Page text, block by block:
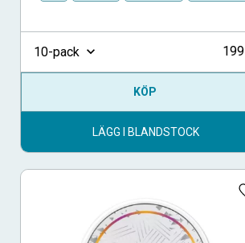
10-pack 199
KÖP
LÄGG I BLANDSTOCK